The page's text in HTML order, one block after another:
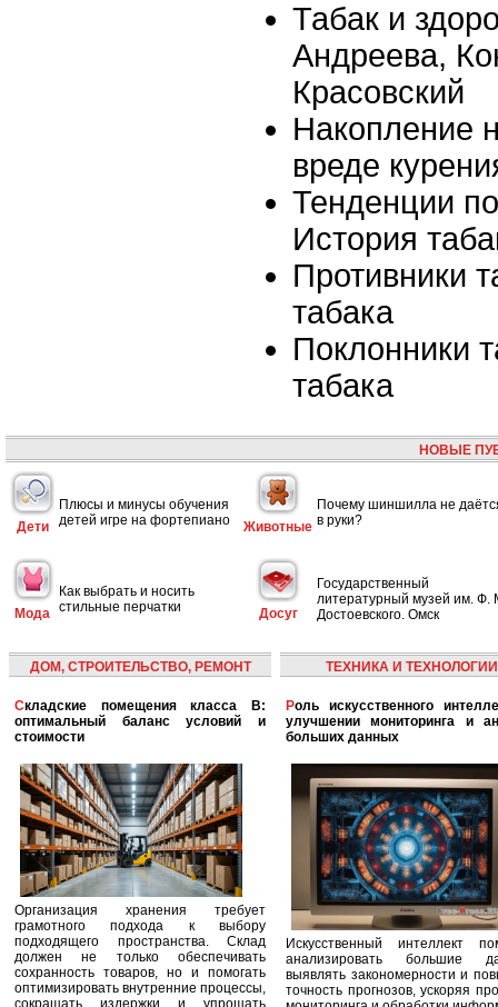
Табак и
Андреева,
Красовский
Накопление
вреде
Тенденции
История
Противники
табака
Поклонники
табака
НОВЫЕ
Дети
Плюсы и минусы обучения
детей игре на фортепиано
Животные
Почему шиншилла не
в руки?
Мода
Как выбрать и носить
стильные перчатки
Досуг
Государственный
литературный музей им. Ф.
Достоевского. Омск
ДОМ, СТРОИТЕЛЬСТВО, РЕМОНТ
Складские помещения класса B:
оптимальный баланс условий и
стоимости
Организация хранения требует
грамотного подхода к выбору
подходящего пространства. Склад
должен не только обеспечивать
сохранность товаров, но и помогать
оптимизировать внутренние процессы,
сокращать издержки и упрощать
ТЕХНИКА И ТЕХНОЛОГИИ
Роль искусственного интеллекта в
улучшении мониторинга и
больших данных
Искусственный интеллект
анализировать большие
выявлять закономерности и
точность прогнозов, ускоряя